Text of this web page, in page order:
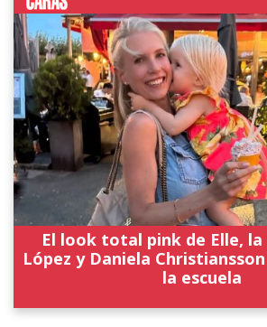
El look total pink de Elle, la
López y Daniela
la escuela